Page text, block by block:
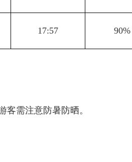
17:57 90%
需注意防暑防晒。